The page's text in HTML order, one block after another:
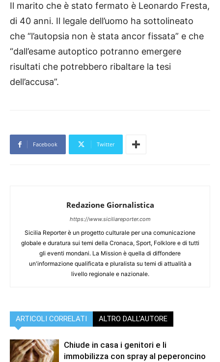
Il marito che è stato fermato è Leonardo Fresta,
di 40 anni. Il legale dell’uomo ha sottolineato
che “l’autopsia non è stata ancor fissata” e che
“dall’esame autoptico potranno emergere
risultati che potrebbero ribaltare la tesi
dell’accusa”.
Facebook Twitter
Redazione Giornalistica
https://www.siciliareporter.com
Sicilia Reporter è un progetto culturale per una comunicazione
globale e duratura sui temi della Cronaca, Sport, Folklore e di tutti
gli eventi mondani. La Mission è quella di diffondere
un'informazione qualificata e pluralista su temi di attualità a
livello regionale e nazionale.
ARTICOLI CORRELATI ALTRO DALL'AUTORE
Chiude in casa i genitori e li
immobilizza con spray al peperoncino